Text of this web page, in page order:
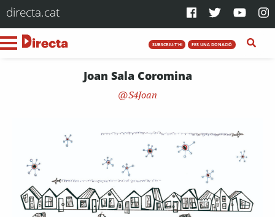
directa.cat
SUBSCRIU-T'HI FES UNA DONACIÓ
Joan Sala Coromina
S4Joan